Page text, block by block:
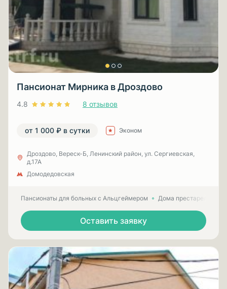
Пансионат Мирника в Дроздово
4.8 8 отзывов
от 1 000 ₽ в сутки Эконом
Дроздово, Вереск-Б, Ленинский район, ул. Сергиевская,
д.17А
Домодедовская
Пансионаты для больных с Альцгеймером Дома престарелых
Оставить заявку